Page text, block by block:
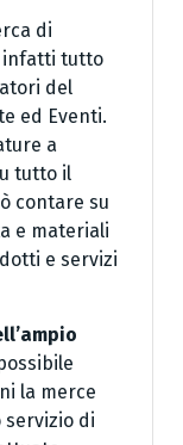
di
infatti tutto
del
ed Eventi.
a
tutto il
contare su
e materiali
e servizi
la merce
servizio di